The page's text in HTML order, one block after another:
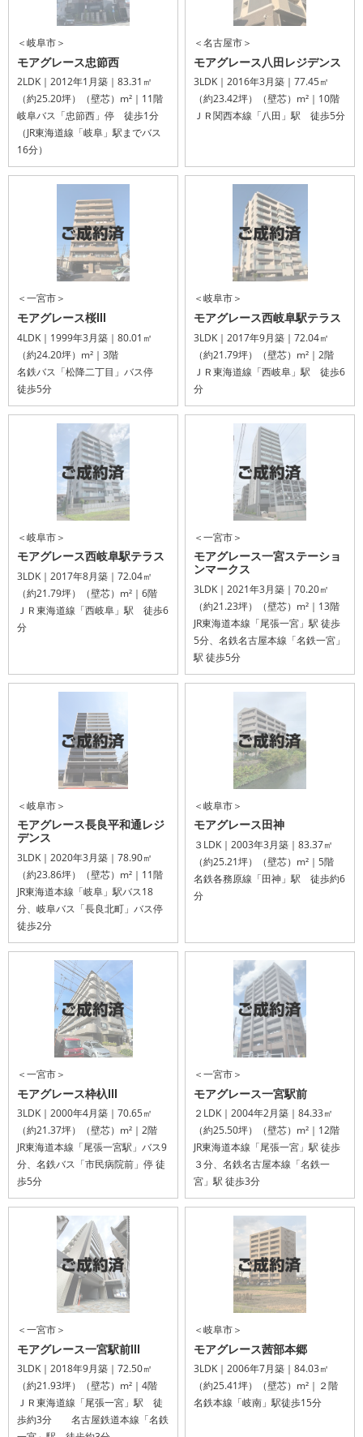
＜岐阜市＞
モアグレース忠節西
2LDK｜2012年1月築｜83.31㎡
（約25.20坪）（壁芯）m²｜11階
岐阜バス「忠節西」停 徒歩1分
（JR東海道線「岐阜」駅までバス
16分）
＜名古屋市＞
モアグレース八田レジデンス
3LDK｜2016年3月築｜77.45㎡
（約23.42坪）（壁芯）m²｜10階
ＪＲ関西本線「八田」駅 徒歩5分
＜一宮市＞
モアグレース桜Ⅲ
4LDK｜1999年3月築｜80.01㎡
（約24.20坪）m²｜3階
名鉄バス「松降二丁目」バス停
徒歩5分
＜岐阜市＞
モアグレース西岐阜駅テラス
3LDK｜2017年9月築｜72.04㎡
（約21.79坪）（壁芯）m²｜2階
ＪＲ東海道線「西岐阜」駅 徒歩6
分
＜岐阜市＞
モアグレース西岐阜駅テラス
3LDK｜2017年8月築｜72.04㎡
（約21.79坪）（壁芯）m²｜6階
ＪＲ東海道線「西岐阜」駅 徒歩6
分
＜一宮市＞
モアグレース一宮ステーショ
ンマークス
3LDK｜2021年3月築｜70.20㎡
（約21.23坪）（壁芯）m²｜13階
JR東海道本線「尾張一宮」駅 徒歩
5分、名鉄名古屋本線「名鉄一宮」
駅 徒歩5分
＜岐阜市＞
モアグレース長良平和通レジ
デンス
3LDK｜2020年3月築｜78.90㎡
（約23.86坪）（壁芯）m²｜11階
JR東海道本線「岐阜」駅バス18
分、岐阜バス「長良北町」バス停
徒歩2分
＜岐阜市＞
モアグレース田神
３LDK｜2003年3月築｜83.37㎡
（約25.21坪）（壁芯）m²｜5階
名鉄各務原線「田神」駅 徒歩約6
分
＜一宮市＞
モアグレース枠杁Ⅲ
3LDK｜2000年4月築｜70.65㎡
（約21.37坪）（壁芯）m²｜2階
JR東海道本線「尾張一宮駅」バス9
分、名鉄バス「市民病院前」停 徒
歩5分
＜一宮市＞
モアグレース一宮駅前
２LDK｜2004年2月築｜84.33㎡
（約25.50坪）（壁芯）m²｜12階
JR東海道本線「尾張一宮」駅 徒歩
３分、名鉄名古屋本線「名鉄一
宮」駅 徒歩3分
＜一宮市＞
モアグレース一宮駅前Ⅲ
3LDK｜2018年9月築｜72.50㎡
（約21.93坪）（壁芯）m²｜4階
ＪＲ東海道線「尾張一宮」駅 徒
歩約3分 名古屋鉄道本線「名鉄
＜岐阜市＞
モアグレース茜部本郷
3LDK｜2006年7月築｜84.03㎡
（約25.41坪）（壁芯）m²｜２階
名鉄本線「岐南」駅徒歩15分